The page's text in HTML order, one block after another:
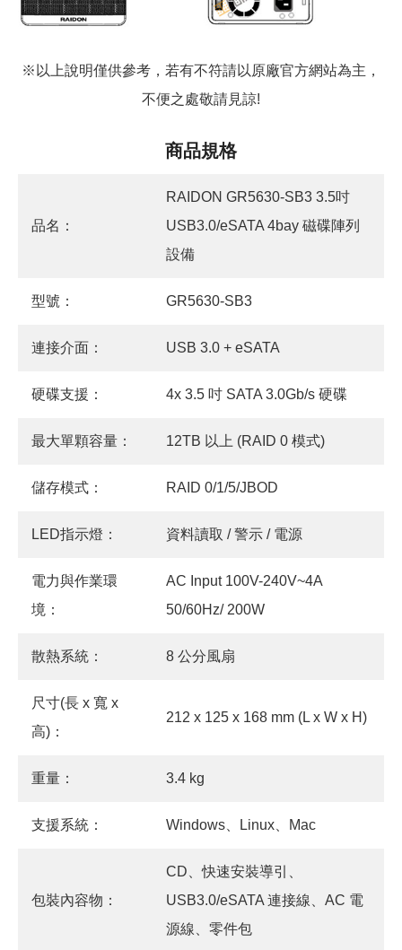
※以上說明僅供參考，若有不符請以原廠官方網站為主，
不便之處敬請見諒!
商品規格
品名：
RAIDON GR5630-SB3 3.5吋
USB3.0/eSATA 4bay 磁碟陣列
設備
型號： GR5630-SB3
連接介面： USB 3.0 + eSATA
硬碟支援： 4x 3.5 吋 SATA 3.0Gb/s 硬碟
最大單顆容量： 12TB 以上 (RAID 0 模式)
儲存模式： RAID 0/1/5/JBOD
LED指示燈： 資料讀取 / 警示 / 電源
電力與作業環
境：
AC Input 100V-240V~4A
50/60Hz/ 200W
散熱系統： 8 公分風扇
尺寸(長 x 寬 x
高)：
212 x 125 x 168 mm (L x W x H)
重量： 3.4 kg
支援系統： Windows、Linux、Mac
包裝內容物：
CD、快速安裝導引、
USB3.0/eSATA 連接線、AC 電
源線、零件包